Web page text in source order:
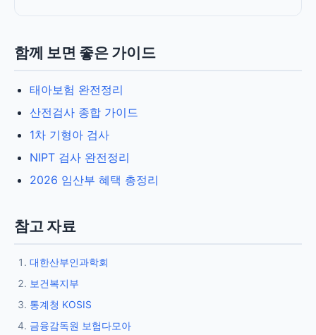
함께 보면 좋은 가이드
태아보험 완전정리
산전검사 종합 가이드
1차 기형아 검사
NIPT 검사 완전정리
2026 임산부 혜택 총정리
참고 자료
대한산부인과학회
보건복지부
통계청 KOSIS
금융감독원 보험다모아